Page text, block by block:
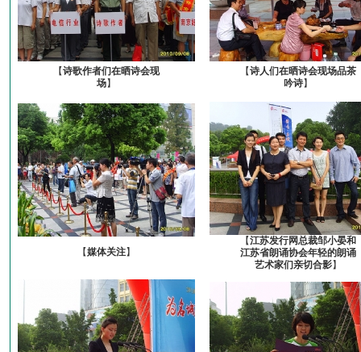
【诗歌作者们在晒诗会现
场】
【诗人们在晒诗会现场品茶
吟诗】
【媒体关注】
【江苏发行网总裁邹小晏和
江苏省朗诵协会年轻的朗诵
艺术家们亲切合影】